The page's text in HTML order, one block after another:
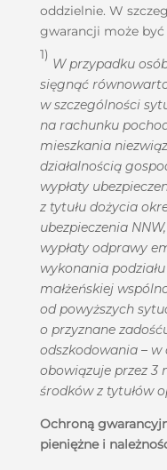
oddzielnie. W
gwarancji może być
1)
W przypadku
sięgnąć
w szczególności
na rachunku
mieszkania
działalnością
wypłaty
z tytułu dożycia
ubezpieczenia
wypłaty odprawy
wykonania
małżeńskiej
od powyższych
o przyznane
odszkodowania – w
obowiązuje przez 3
środków z tytułów
Ochroną
pieniężne i